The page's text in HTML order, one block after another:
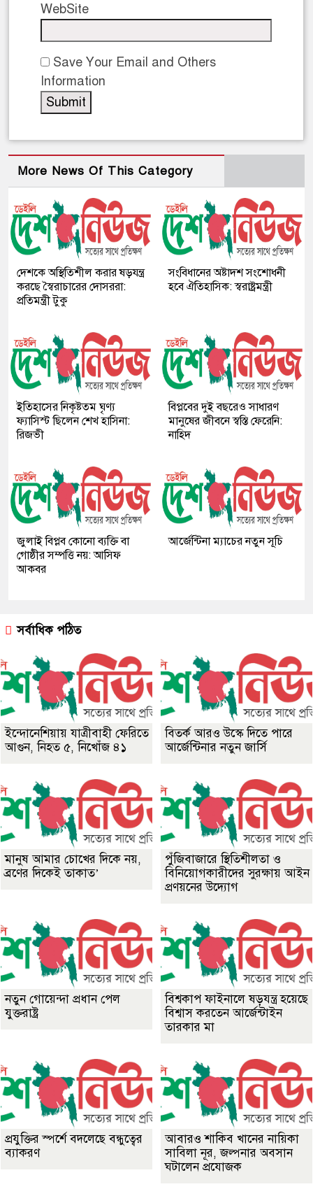
WebSite
Save Your Email and Others
Information
More News Of This Category
দেশকে অস্থিতিশীল করার ষড়যন্ত্র
করছে স্বৈরাচারের দোসররা:
প্রতিমন্ত্রী টুকু
সংবিধানের অষ্টাদশ সংশোধনী
হবে ঐতিহাসিক: স্বরাষ্ট্রমন্ত্রী
ইতিহাসের নিকৃষ্টতম ঘৃণ্য
ফ্যাসিস্ট ছিলেন শেখ হাসিনা:
রিজভী
বিপ্লবের দুই বছরেও সাধারণ
মানুষের জীবনে স্বস্তি ফেরেনি:
নাহিদ
জুলাই বিপ্লব কোনো ব‍্যক্তি বা
গোষ্ঠীর সম্পত্তি নয়: আসিফ
আকবর
আর্জেন্টিনা ম্যাচের নতুন সূচি
সর্বাধিক পঠিত
ইন্দোনেশিয়ায় যাত্রীবাহী ফেরিতে
আগুন, নিহত ৫, নিখোঁজ ৪১
বিতর্ক আরও উস্কে দিতে পারে
আর্জেন্টিনার নতুন জার্সি
মানুষ আমার চোখের দিকে নয়,
ব্রণের দিকেই তাকাত’
পুঁজিবাজারে স্থিতিশীলতা ও
বিনিয়োগকারীদের সুরক্ষায় আইন
প্রণয়নের উদ্যোগ
নতুন গোয়েন্দা প্রধান পেল
যুক্তরাষ্ট্র
বিশ্বকাপ ফাইনালে ষড়যন্ত্র হয়েছে
বিশ্বাস করতেন আর্জেন্টাইন
তারকার মা
প্রযুক্তির স্পর্শে বদলেছে বন্ধুত্বের
ব্যাকরণ
আবারও শাকিব খানের নায়িকা
সাবিলা নূর, জল্পনার অবসান
ঘটালেন প্রযোজক